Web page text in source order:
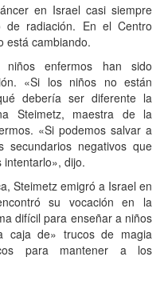
en Israel casi siempre
de radiación. En el Centro
está cambiando.
enfermos han sido
«Si los niños no están
debería ser diferente la
Steimetz, maestra de la
«Si podemos salvar a
negativos que
dijo.
Steimetz emigró a Israel en
su vocación en la
difícil para enseñar a niños
caja de» trucos de magia
para mantener a los